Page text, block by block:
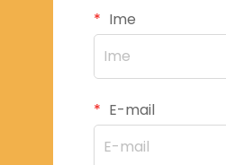
Ime
E-mail